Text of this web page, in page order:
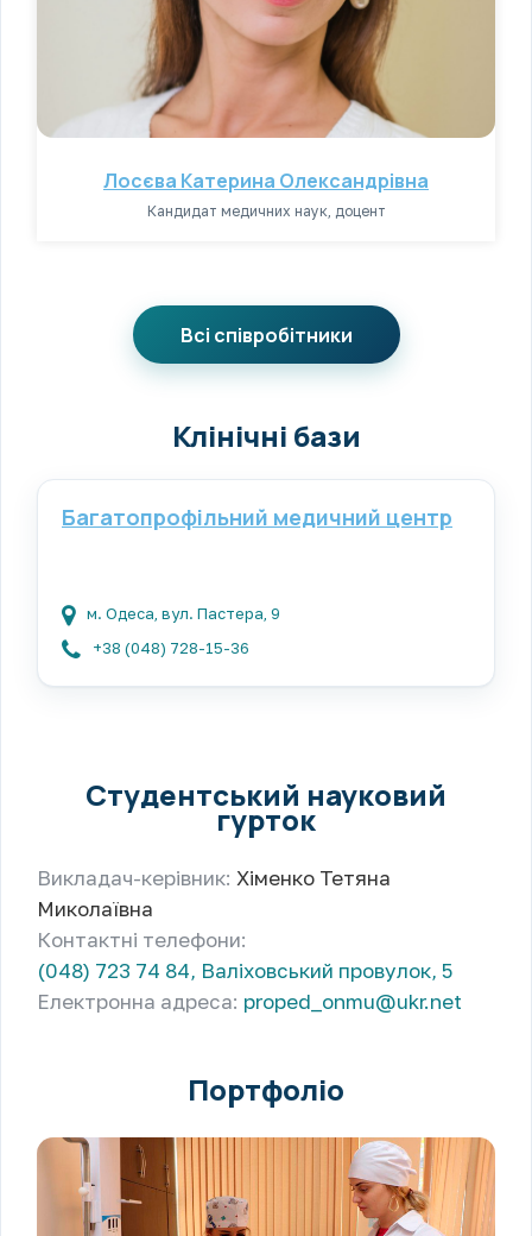
Лосєва Катерина Олександрівна
Кандидат медичних наук, доцент
Всі співробітники
Клінічні бази
Багатопрофільний медичний центр
м. Одеса, вул. Пастера, 9
+38 (048) 728-15-36
Студентський науковий
гурток
Викладач-керівник: Хіменко Тетяна
Миколаївна
Контактні телефони:
(048) 723 74 84, Валіховський провулок, 5
Електронна адреса: proped_onmu@ukr.net
Портфоліо